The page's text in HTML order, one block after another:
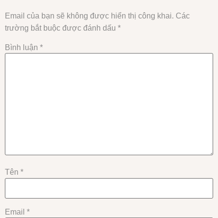
Email của bạn sẽ không được hiển thị công khai. Các
trường bắt buộc được đánh dấu *
Bình luận *
Tên *
Email *